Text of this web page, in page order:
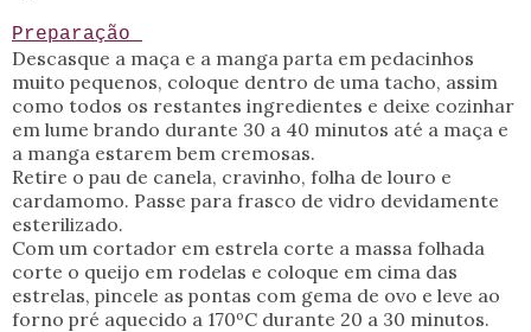
Preparação
Descasque a maça e a manga parta em pedacinhos
muito pequenos, coloque dentro de uma tacho, assim
como todos os restantes ingredientes e deixe cozinhar
em lume brando durante 30 a 40 minutos até a maça e
a manga estarem bem cremosas.
Retire o pau de canela, cravinho, folha de louro e
cardamomo. Passe para frasco de vidro devidamente
esterilizado.
Com um cortador em estrela corte a massa folhada
corte o queijo em rodelas e coloque em cima das
estrelas, pincele as pontas com gema de ovo e leve ao
forno pré aquecido a 170ºC durante 20 a 30 minutos.